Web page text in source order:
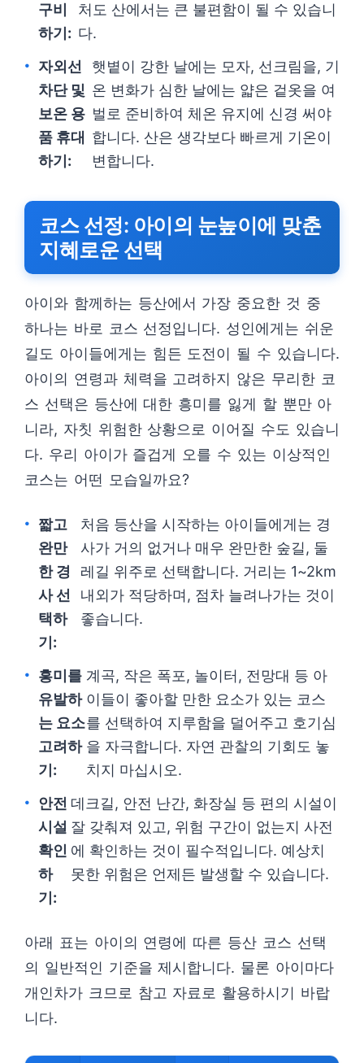
구비
하기:
처도 산에서는 큰 불편함이 될 수 있습니
다.
자외선
차단 및
보온 용
품 휴대
하기:
햇볕이 강한 날에는 모자, 선크림을, 기
온 변화가 심한 날에는 얇은 겉옷을 여
벌로 준비하여 체온 유지에 신경 써야
합니다. 산은 생각보다 빠르게 기온이
변합니다.
코스 선정: 아이의 눈높이에 맞춘
지혜로운 선택
아이와 함께하는 등산에서 가장 중요한 것 중
하나는 바로 코스 선정입니다. 성인에게는 쉬운
길도 아이들에게는 힘든 도전이 될 수 있습니다.
아이의 연령과 체력을 고려하지 않은 무리한 코
스 선택은 등산에 대한 흥미를 잃게 할 뿐만 아
니라, 자칫 위험한 상황으로 이어질 수도 있습니
다. 우리 아이가 즐겁게 오를 수 있는 이상적인
코스는 어떤 모습일까요?
짧고
완만
한 경
사 선
택하
기:
처음 등산을 시작하는 아이들에게는 경
사가 거의 없거나 매우 완만한 숲길, 둘
레길 위주로 선택합니다. 거리는 1~2km
내외가 적당하며, 점차 늘려나가는 것이
좋습니다.
흥미를
유발하
는 요소
고려하
기:
계곡, 작은 폭포, 놀이터, 전망대 등 아
이들이 좋아할 만한 요소가 있는 코스
를 선택하여 지루함을 덜어주고 호기심
을 자극합니다. 자연 관찰의 기회도 놓
치지 마십시오.
안전
시설
확인
하
기:
데크길, 안전 난간, 화장실 등 편의 시설이
잘 갖춰져 있고, 위험 구간이 없는지 사전
에 확인하는 것이 필수적입니다. 예상치
못한 위험은 언제든 발생할 수 있습니다.
아래 표는 아이의 연령에 따른 등산 코스 선택
의 일반적인 기준을 제시합니다. 물론 아이마다
개인차가 크므로 참고 자료로 활용하시기 바랍
니다.